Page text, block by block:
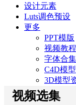
设计元素
Luts调色预设
更多
PPT模版
视频教程
字体合集
C4D模型
3D模型
视频选集